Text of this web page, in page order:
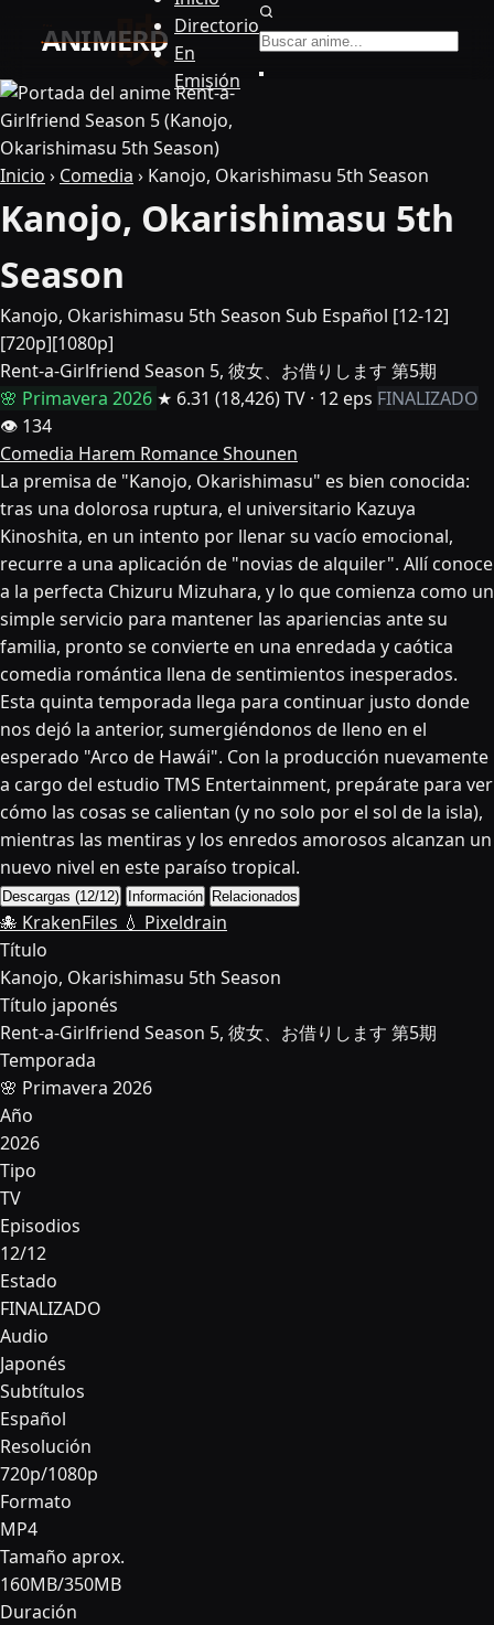
Directorio
En
Emisión
Buscar anime
Inicio › Comedia › Kanojo, Okarishimasu 5th Season
Kanojo, Okarishimasu 5th
Season
Kanojo, Okarishimasu 5th Season Sub Español [12-12]
[720p][1080p]
Rent-a-Girlfriend Season 5, 彼女、お借りします 第5期
🌸 Primavera 2026 ★ 6.31 (18,426)TV · 12 eps FINALIZADO
👁 134
Comedia Harem RomanceShounen
La premisa de "Kanojo, Okarishimasu" es bien conocida:
tras una dolorosa ruptura, el universitario Kazuya
Kinoshita, en un intento por llenar su vacío emocional,
recurre a una aplicación de "novias de alquiler". Allí conoce
a la perfecta Chizuru Mizuhara, y lo que comienza como un
simple servicio para mantener las apariencias ante su
familia, pronto se convierte en una enredada y caótica
comedia romántica llena de sentimientos inesperados.
Esta quinta temporada llega para continuar justo donde
nos dejó la anterior, sumergiéndonos de lleno en el
esperado "Arco de Hawái". Con la producción nuevamente
a cargo del estudio TMS Entertainment, prepárate para ver
cómo las cosas se calientan (y no solo por el sol de la isla),
mientras las mentiras y los enredos amorosos alcanzan un
nuevo nivel en este paraíso tropical.
Descargas (12/12) Información Relacionados
🐙 KrakenFiles 💧 Pixeldrain
Título
Kanojo, Okarishimasu 5th Season
Título japonés
Rent-a-Girlfriend Season 5, 彼女、お借りします 第5期
Temporada
🌸 Primavera 2026
Año
2026
Tipo
TV
Episodios
12/12
Estado
FINALIZADO
Audio
Japonés
Subtítulos
Español
Resolución
720p/1080p
Formato
MP4
Tamaño aprox.
160MB/350MB
Duración